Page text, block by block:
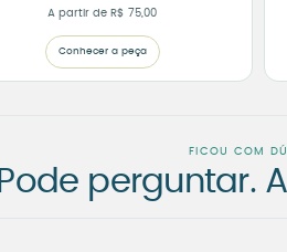
A partir de R$ 75,00
Conhecer a peça
FICOU COM
Pode perguntar.